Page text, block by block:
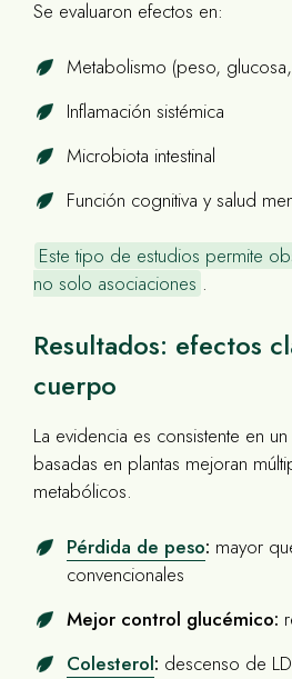
Se evaluaron efectos en:
Metabolismo (peso,
Inflamación sistémica
Microbiota intestinal
Función cognitiva y salud
Este tipo de estudios permite
no solo asociaciones .
Resultados: efectos
cuerpo
La evidencia es consistente en
basadas en plantas mejoran
metabólicos.
Pérdida de peso: mayor
convencionales
Mejor control glucémico:
Colesterol: descenso de